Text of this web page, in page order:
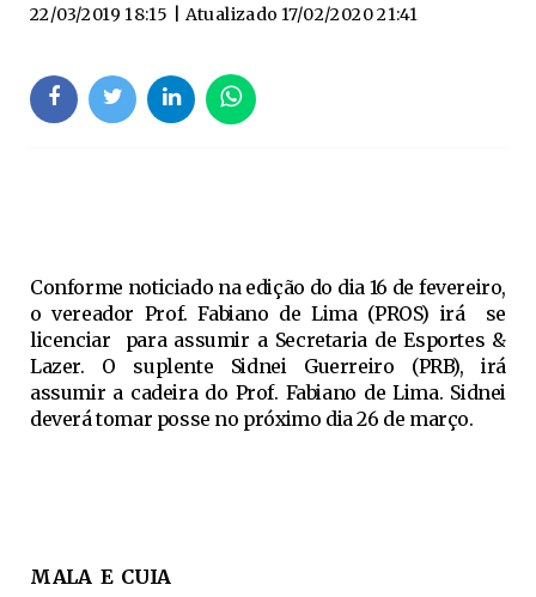
22/03/2019 18:15
| Atualizado 17/02/2020 21:41
Conforme noticiado na edição do dia 16 de fevereiro,
o vereador Prof. Fabiano de Lima (PROS) irá se
licenciar para assumir a Secretaria de Esportes &
Lazer. O suplente Sidnei Guerreiro (PRB), irá
assumir a cadeira do Prof. Fabiano de Lima. Sidnei
deverá tomar posse no próximo dia 26 de março.
MALA E CUIA